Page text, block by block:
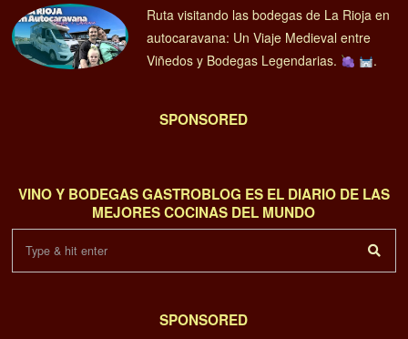
Ruta visitando las bodegas de La Rioja en
autocaravana: Un Viaje Medieval entre
Viñedos y Bodegas Legendarias.
.
SPONSORED
VINO Y BODEGAS GASTROBLOG ES EL DIARIO DE LAS
MEJORES COCINAS DEL MUNDO
SPONSORED